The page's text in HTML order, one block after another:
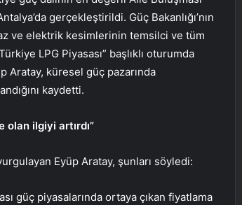
gerçekleştirildi. Güç Bakanlığı’nın
ve elektrik kesimlerinin temsilci ve tüm
LPG Piyasası” başlıklı oturumda
Aratay, küresel güç pazarında
kaydetti.
olan ilgiyi artırdı”
Eyüp Aratay, şunları söyledi:
güç piyasalarında ortaya çıkan fiyatlama